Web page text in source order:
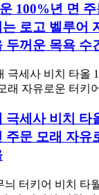
100%년 면
로고 벨루어
두꺼운 목욕 수
극세사 비치 타
주문 모래 자유